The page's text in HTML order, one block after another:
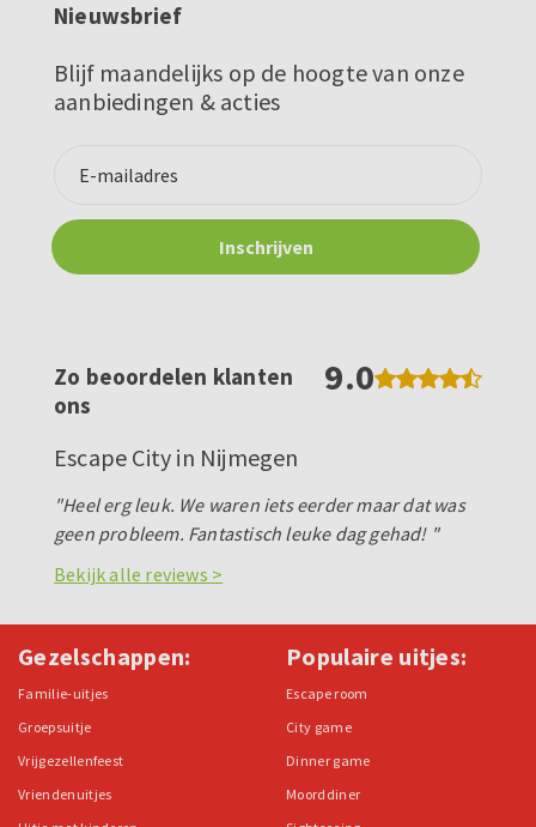
Nieuwsbrief
Blijf maandelijks op de hoogte van onze
aanbiedingen & acties
Zo beoordelen klanten
ons
9.0
Escape City in Nijmegen
"Heel erg leuk. We waren iets eerder maar dat was
geen probleem. Fantastisch leuke dag gehad! "
Bekijk alle reviews >
Gezelschappen:
Familie-uitjes
Groepsuitje
Vrijgezellenfeest
Vriendenuitjes
Populaire uitjes:
Escape room
City game
Dinner game
Moorddiner